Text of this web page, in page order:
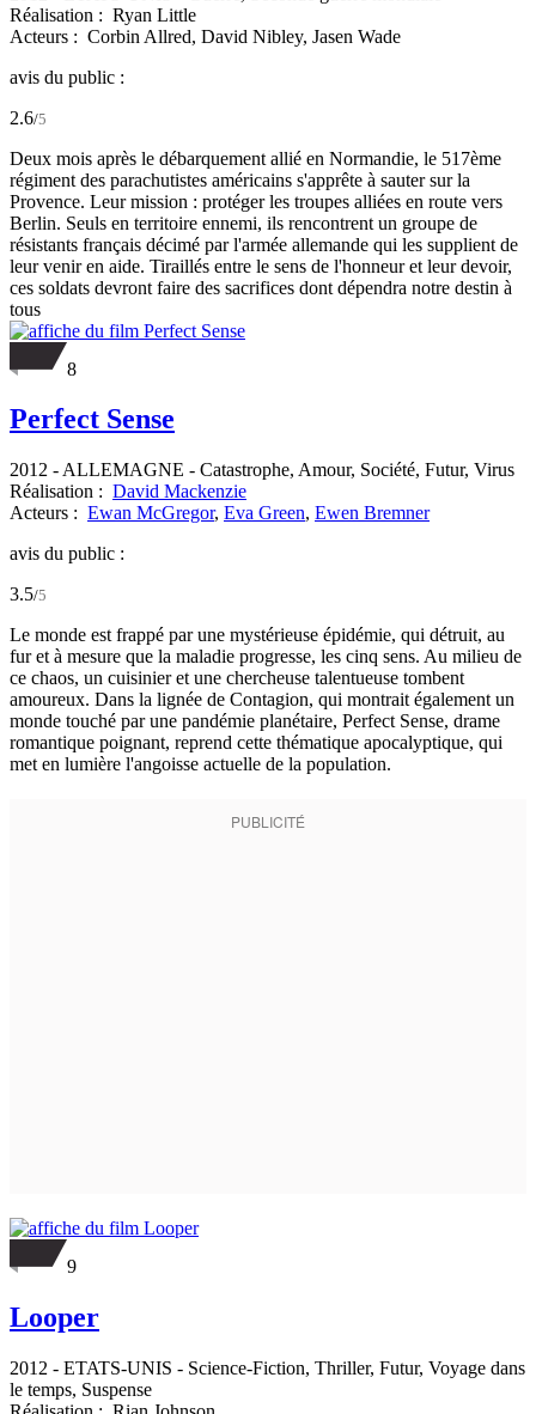
Réalisation : Ryan Little
Acteurs : Corbin Allred, David Nibley, Jasen Wade
avis du public :
2.6/5
Deux mois après le débarquement allié en Normandie, le 517ème
régiment des parachutistes américains s'apprête à sauter sur la
Provence. Leur mission : protéger les troupes alliées en route vers
Berlin. Seuls en territoire ennemi, ils rencontrent un groupe de
résistants français décimé par l'armée allemande qui les supplient de
leur venir en aide. Tiraillés entre le sens de l'honneur et leur devoir,
ces soldats devront faire des sacrifices dont dépendra notre destin à
tous
8
Perfect Sense
2012 - ALLEMAGNE - Catastrophe, Amour, Société, Futur, Virus
Réalisation : David Mackenzie
Acteurs : Ewan McGregor, Eva Green, Ewen Bremner
avis du public :
3.5/5
Le monde est frappé par une mystérieuse épidémie, qui détruit, au
fur et à mesure que la maladie progresse, les cinq sens. Au milieu de
ce chaos, un cuisinier et une chercheuse talentueuse tombent
amoureux. Dans la lignée de Contagion, qui montrait également un
monde touché par une pandémie planétaire, Perfect Sense, drame
romantique poignant, reprend cette thématique apocalyptique, qui
met en lumière l'angoisse actuelle de la population.
9
Looper
2012 - ETATS-UNIS - Science-Fiction, Thriller, Futur, Voyage dans
le temps, Suspense